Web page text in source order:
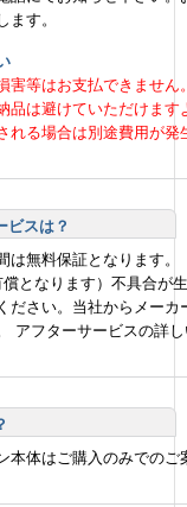
す。
害等はお支払できません
品は避けていただけます
れる場合は別途費用が発
ビスは？
は無料保証となります。
となります）不具合が
ださい。当社からメーカ
アフターサービスの詳
本体はご購入のみでのご